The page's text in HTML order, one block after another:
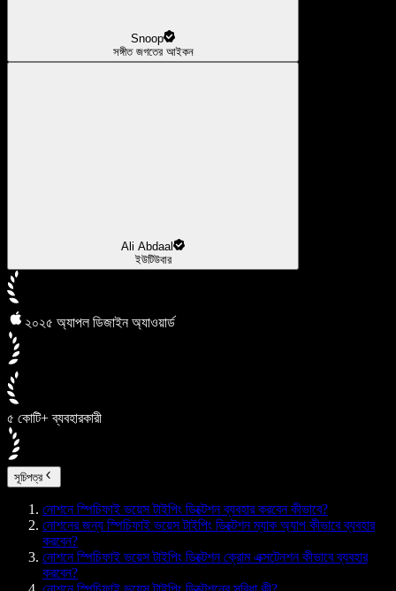
Snoop
সঙ্গীত জগতের আইকন
Ali Abdaal
ইউটিউবার
২০২৫ অ্যাপল ডিজাইন অ্যাওয়ার্ড
৫ কোটি+ ব্যবহারকারী
সূচিপত্র
নোশনে স্পিচিফাই ভয়েস টাইপিং ডিক্টেশন ব্যবহার করবেন কীভাবে?
নোশনের জন্য স্পিচিফাই ভয়েস টাইপিং ডিক্টেশন ম্যাক অ্যাপ কীভাবে ব্যবহার
করবেন?
নোশনে স্পিচিফাই ভয়েস টাইপিং ডিক্টেশন ক্রোম এক্সটেনশন কীভাবে ব্যবহার
করবেন?